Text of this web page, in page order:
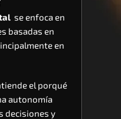
  se enfoca en
basadas en
en
el porqué
autonomía
decisiones y